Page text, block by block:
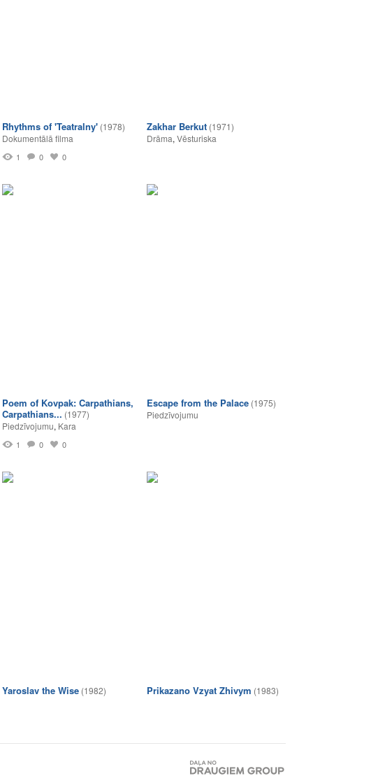
Rhythms of 'Teatralny' (1978)
Dokumentālā filma
1 0 0
Zakhar Berkut (1971)
Drāma, Vēsturiska
Poem of Kovpak: Carpathians,
Carpathians... (1977)
Piedzīvojumu, Kara
1 0 0
Escape from the Palace (1975)
Piedzīvojumu
Yaroslav the Wise (1982) Prikazano Vzyat Zhivym (1983)